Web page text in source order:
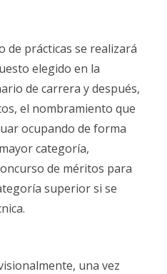
de prácticas se realizará
elegido en la
de carrera y después,
el nombramiento que
ocupando de forma
categoría,
de méritos para
superior si se
una vez